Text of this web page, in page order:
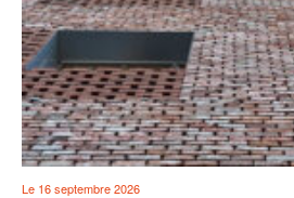
Le 16 septembre 2026